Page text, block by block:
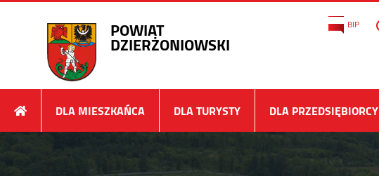
POWIAT
DZIERŻONIOWSKI
BIP
DLA MIESZKAŃCA DLA TURYSTY DLA PRZEDSIĘBIORCY